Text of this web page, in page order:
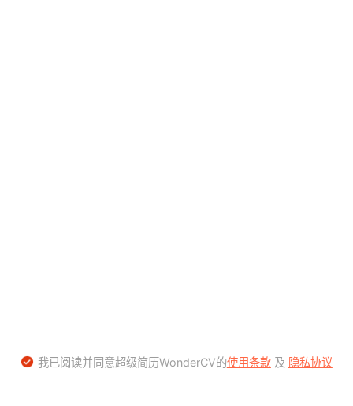
我已阅读并同意超级简历WonderCV的使用条款及 隐私协议